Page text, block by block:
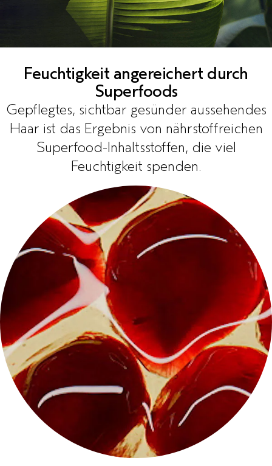
Feuchtigkeit angereichert durch
Superfoods
Gepflegtes, sichtbar gesünder aussehendes
Haar ist das Ergebnis von nährstoffreichen
Superfood-Inhaltsstoffen, die viel
Feuchtigkeit spenden.